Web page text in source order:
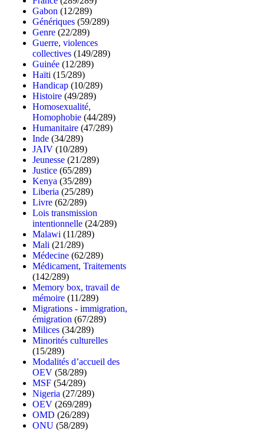
Gabon (12/289)
Génériques (59/289)
Genre (22/289)
Guerre, violences
collectives (149/289)
Guinée (12/289)
Haïti (15/289)
Handicap (10/289)
Histoire (49/289)
Homosexualité,
Homophobie (44/289)
Humanitaire (47/289)
Inde (34/289)
JAIV (10/289)
Jeunesse (21/289)
Justice (65/289)
Kenya (35/289)
Liberia (25/289)
Livre (62/289)
Lois transmission
intentionnelle (24/289)
Malawi (11/289)
Mali (21/289)
Médecine (62/289)
Médicament, Traitements
(142/289)
Memory box, travail de
mémoire (11/289)
Migrations - immigration,
émigration (67/289)
Milices (34/289)
Minorités culturelles
(15/289)
Modalités d’accueil des
OEV (58/289)
MSF (54/289)
Nigeria (27/289)
OEV (269/289)
OMD (26/289)
ONU (58/289)